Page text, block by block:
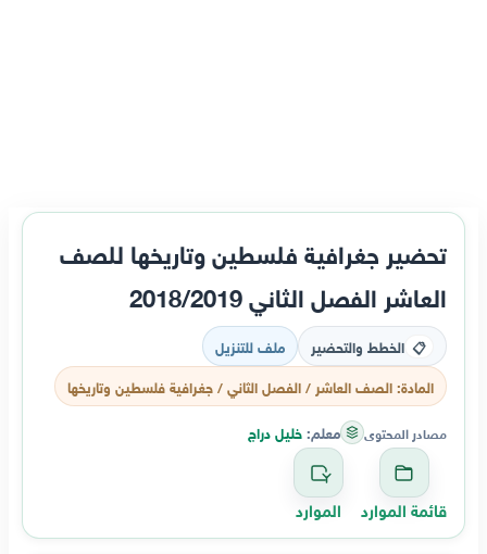
تحضير جغرافية فلسطين وتاريخها للصف
العاشر الفصل الثاني 2018/2019
📋 الخطط والتحضير
ملف للتنزيل
المادة: الصف العاشر / الفصل الثاني / جغرافية فلسطين وتاريخها
مصادر المحتوى معلم:خليل دراج
قائمة الموارد الموارد